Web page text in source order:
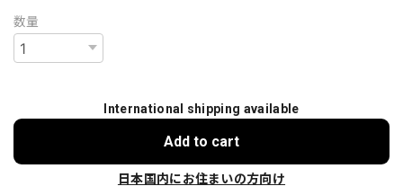
数量
International shipping available
Add to cart
日本国内にお住まいの方向け